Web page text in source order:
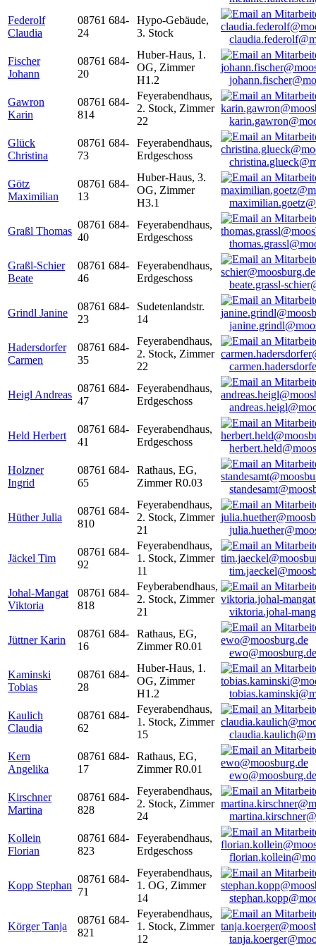
Federolf
Claudia
08761 684-
24
Hypo-Gebäude,
3. Stock
Fischer
Johann
08761 684-
20
Huber-Haus, 1.
OG, Zimmer
H1.2
Gawron
Karin
08761 684-
814
Feyerabendhaus,
2. Stock, Zimmer
22
Glück
Christina
08761 684-
73
Feyerabendhaus,
Erdgeschoss
Götz
Maximilian
08761 684-
13
Huber-Haus, 3.
OG, Zimmer
H3.1
Graßl Thomas
08761 684-
40
Feyerabendhaus,
Erdgeschoss
Graßl-Schier
Beate
08761 684-
46
Feyerabendhaus,
Erdgeschoss
beate.grassl-
Grindl Janine
08761 684-
23
Sudetenlandstr.
14
Hadersdorfer
Carmen
08761 684-
35
Feyerabendhaus,
2. Stock, Zimmer
22
Heigl Andreas
08761 684-
47
Feyerabendhaus,
Erdgeschoss
Held Herbert
08761 684-
41
Feyerabendhaus,
Erdgeschoss
Holzner
Ingrid
08761 684-
65
Rathaus, EG,
Zimmer R0.03
Hüther Julia
08761 684-
810
Feyerabendhaus,
2. Stock, Zimmer
21
Jäckel Tim
08761 684-
92
Feyerabendhaus,
1. Stock, Zimmer
11
Johal-Mangat
Viktoria
08761 684-
818
Feyberabendhaus,
2. Stock, Zimmer
21
viktoria.johal-
Jüttner Karin
08761 684-
16
Rathaus, EG,
Zimmer R0.01
ewo@moosburg.de
Kaminski
Tobias
08761 684-
28
Huber-Haus, 1.
OG, Zimmer
H1.2
Kaulich
Claudia
08761 684-
62
Feyerabendhaus,
1. Stock, Zimmer
15
Kern
Angelika
08761 684-
17
Rathaus, EG,
Zimmer R0.01
ewo@moosburg.de
Kirschner
Martina
08761 684-
828
Feyerabendhaus,
2. Stock, Zimmer
24
Kollein
Florian
08761 684-
823
Feyerabendhaus,
Erdgeschoss
Kopp Stephan
08761 684-
71
Feyerabendhaus,
1. OG, Zimmer
14
Körger Tanja
08761 684-
821
Feyerabendhaus,
1. Stock, Zimmer
12